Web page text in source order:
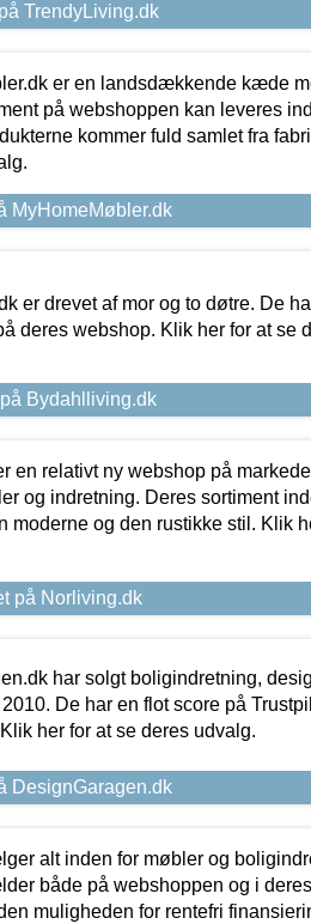
TrendyLiving.dk
er en landsdækkende kæde
på webshoppen kan leveres
kommer fuld samlet fra
MyHomeMøbler.dk
er drevet af mor og to døtre. De
deres webshop. Klik her for at se
Bydahlliving.dk
en relativt ny webshop på
og indretning. Deres sortiment
moderne og den rustikke stil. Klik
på Norliving.dk
har solgt boligindretning,
De har en flot score på
her for at se deres udvalg.
DesignGaragen.dk
alt inden for møbler og
både på webshoppen og i
muligheden for rentefri